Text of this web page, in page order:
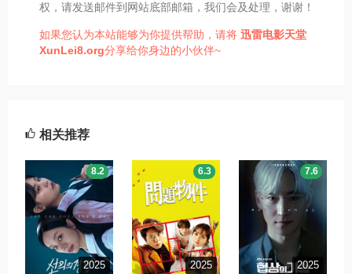
权，请发送邮件到网站底部邮箱，我们会及处理，谢谢！
如果您认为本站能够为你提供帮助，请将 迅雷电影天堂
XunLei8.org分享给你身边的小伙伴~
相关推荐
2025
8.2
2025
6.3
2025
7.6